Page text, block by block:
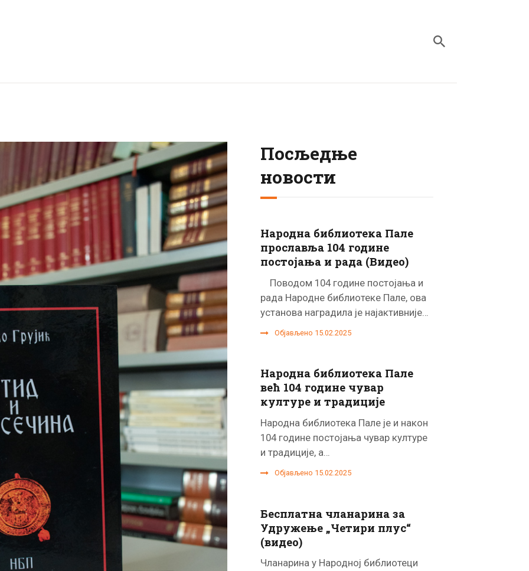
НОВОСТИ
ФОТО
КОНТАКТ
Посљедње
новости
Народна библиотека Пале
прославља 104 године
постојања и рада (Видео)
Поводом 104 године постојања и
рада Народне библиотеке Пале, ова
установа наградила је најактивније…
Објављено 15.02.2025
Народна библиотека Пале
већ 104 године чувар
културе и традиције
Народна библиотека Пале је и након
104 године постојања чувар културе
и традиције, а…
Објављено 15.02.2025
Бесплатна чланарина за
Удружење „Четири плус“
(видео)
Чланарина у Народној библиотеци